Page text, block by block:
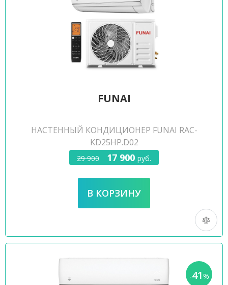
FUNAI
НАСТЕННЫЙ КОНДИЦИОНЕР FUNAI RAC-
KD25HP.D02
29 900 17 900 руб.
-41%